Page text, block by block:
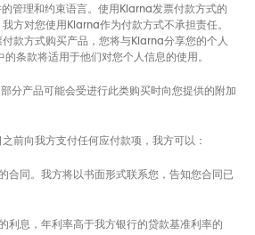
管理和约束语言。使用Klarna发票付款方式的
方对您使用Klarna作为付款方式不承担责任。
款方式购买产品，您将与Klarna分享您的个人
的条款将适用于他们对您个人信息的使用。
部分产品可能会受进行此类购买时向您提供的附加
之前向我方支付任何应付款项，我方可以：
合同。我方将以书面形式联系您，告知您合同已
利息，年利率高于我方银行的贷款基准利率的